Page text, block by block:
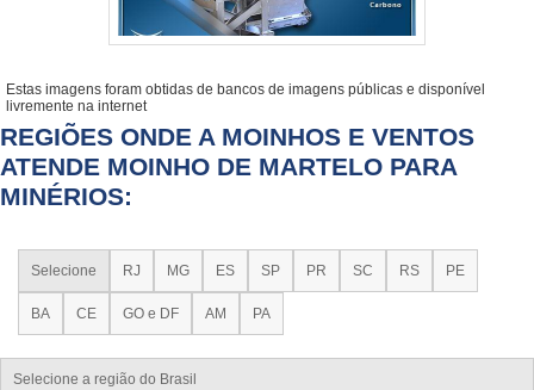
Estas imagens foram obtidas de bancos de imagens públicas e disponível
livremente na internet
REGIÕES ONDE A MOINHOS E VENTOS
ATENDE MOINHO DE MARTELO PARA
MINÉRIOS:
Selecione RJ MG ES SP PR SC RS PE
BA CE GO e DF AM PA
Selecione a região do Brasil